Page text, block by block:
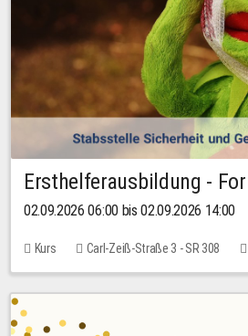
Ersthelferausbildung -
02.09.2026 06:00 bis 02.09.2026 14:00
Kurs Carl-Zeiß-Straße 3 - SR 308